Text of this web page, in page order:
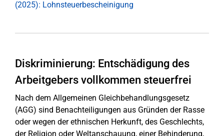
(2025): Lohnsteuerbescheinigung
Diskriminierung: Entschädigung des
Arbeitgebers vollkommen steuerfrei
Nach dem Allgemeinen Gleichbehandlungsgesetz
(AGG) sind Benachteiligungen aus Gründen der Rasse
oder wegen der ethnischen Herkunft, des Geschlechts,
der Religion oder Weltanschauung, einer Behinderung,